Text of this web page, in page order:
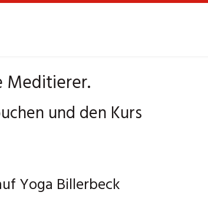
Meditierer.
und den Kurs
Yoga Billerbeck